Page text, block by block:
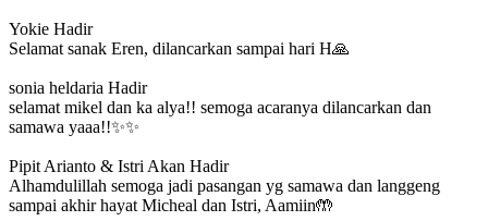
Yokie Hadir
Selamat sanak Eren, dilancarkan sampai hari H🙏
sonia heldaria Hadir
selamat mikel dan ka alya!! semoga acaranya dilancarkan dan
samawa yaaa!!✨✨
Pipit Arianto & Istri Akan Hadir
Alhamdulillah semoga jadi pasangan yg samawa dan langgeng
sampai akhir hayat Micheal dan Istri, Aamiin🤲